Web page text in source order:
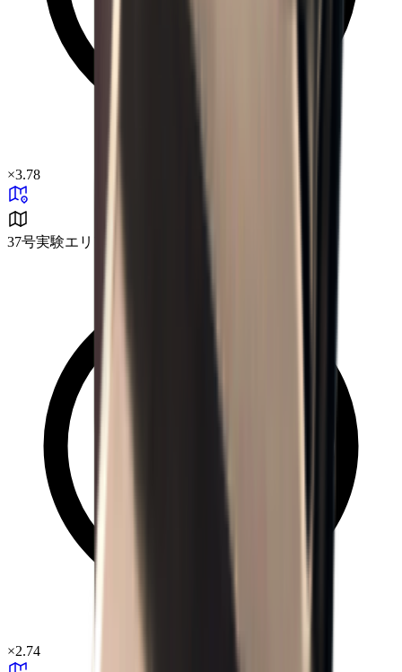
×3.78
37号実験エリア
×2.74